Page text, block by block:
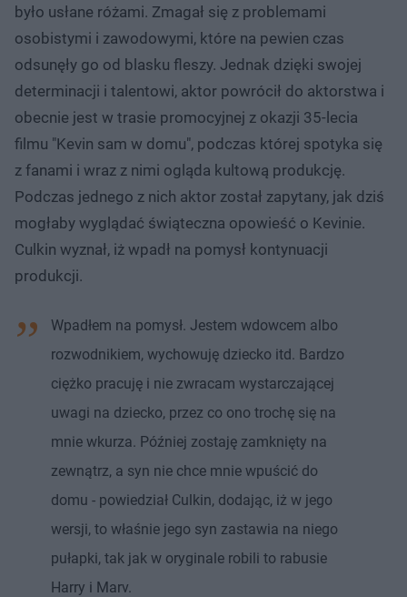
było usłane różami. Zmagał się z problemami
osobistymi i zawodowymi, które na pewien czas
odsunęły go od blasku fleszy. Jednak dzięki swojej
determinacji i talentowi, aktor powrócił do aktorstwa i
obecnie jest w trasie promocyjnej z okazji 35-lecia
filmu "Kevin sam w domu", podczas której spotyka się
z fanami i wraz z nimi ogląda kultową produkcję.
Podczas jednego z nich aktor został zapytany, jak dziś
mogłaby wyglądać świąteczna opowieść o Kevinie.
Culkin wyznał, iż wpadł na pomysł kontynuacji
produkcji.
Wpadłem na pomysł. Jestem wdowcem albo
rozwodnikiem, wychowuję dziecko itd. Bardzo
ciężko pracuję i nie zwracam wystarczającej
uwagi na dziecko, przez co ono trochę się na
mnie wkurza. Później zostaję zamknięty na
zewnątrz, a syn nie chce mnie wpuścić do
domu - powiedział Culkin, dodając, iż w jego
wersji, to właśnie jego syn zastawia na niego
pułapki, tak jak w oryginale robili to rabusie
Harry i Marv.